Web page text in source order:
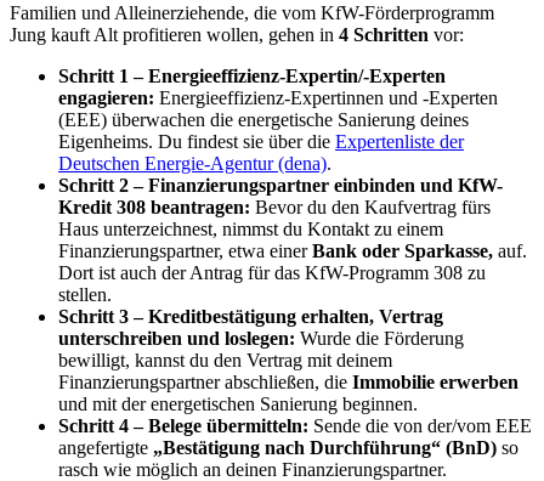
Familien und Alleinerziehende, die vom KfW-Förderprogramm
Jung kauft Alt profitieren wollen, gehen in 4 Schritten vor:
Schritt 1–Energieeffizienz-Expertin/-Experten
engagieren: Energieeffizienz-Expertinnen und -Experten
(EEE) überwachen die energetische Sanierung deines
Eigenheims. Du findest sie über die Expertenliste der
Deutschen Energie-Agentur (dena).
Schritt 2–Finanzierungspartner einbinden und KfW-
Kredit 308 beantragen: Bevor du den Kaufvertrag fürs
Haus unterzeichnest, nimmst du Kontakt zu einem
Finanzierungspartner, etwa einerBank oder Sparkasse, auf.
Dort ist auch der Antrag für das KfW-Programm 308 zu
stellen.
Schritt 3–Kreditbestätigung erhalten, Vertrag
unterschreiben und loslegen: Wurde die Förderung
bewilligt, kannst du den Vertrag mit deinem
Finanzierungspartner abschließen, die Immobilie erwerben
und mit der energetischen Sanierung beginnen.
Schritt 4 – Belege übermitteln: Sende die von der/vom EEE
angefertigte „Bestätigung nach Durch­führung“ (BnD) so
rasch wie möglich an deinen Finanzierungspartner.